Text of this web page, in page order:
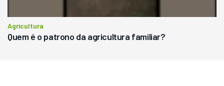
Agricultura
Quem é o patrono da agricultura familiar?